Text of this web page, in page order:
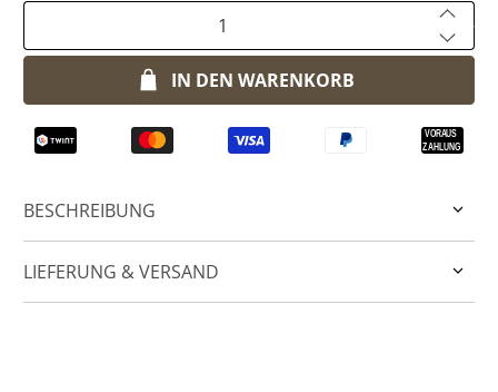
IN DEN WARENKORB
BESCHREIBUNG
LIEFERUNG & VERSAND